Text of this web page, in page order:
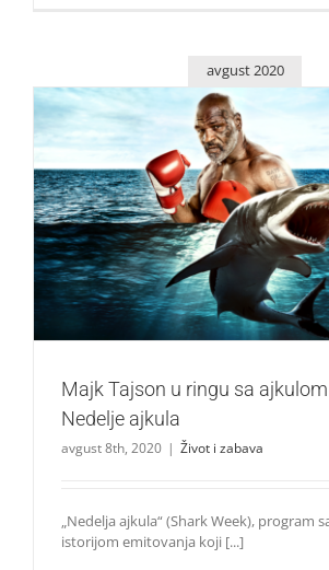
avgust 2020
Majk Tajson u ringu sa ajkulom tokom
Život i zabava
Majk Tajson u ringu sa
Nedelje ajkula
avgust 8th, 2020 | Život i zabava
„Nedelja ajkula“ (Shark Week), program
istorijom emitovanja koji [...]